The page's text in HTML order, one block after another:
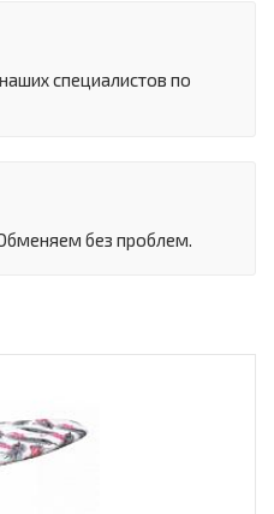
специалистов по
без проблем.